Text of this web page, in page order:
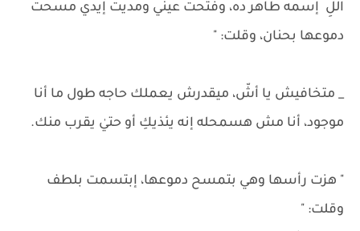
اللِ إسمه طاهر ده، وفتحت عيني ومديت إيدي مسحت
دموعها بحنان، وقلت: "
_ متخافيش يا أشّ، ميقدرش يعملك حاجه طول ما أنا
موجود، أنا مش هسمحله إنه يئذيكِ أو حتيٰ يقرب منك.
" هزت رأسها وهي بتمسح دموعها، إبتسمت بلطف
وقلت: "